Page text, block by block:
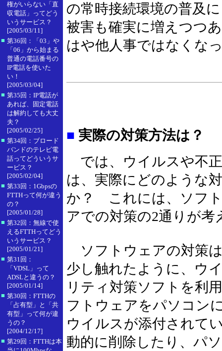
権がいらない「直
収電話」ってどう
いうサービス？
[2005/03/11]
■ 第36回：「03」や
「06」から始まる
普通の電話番号の
IP電話を使いた
い！
[2005/03/04]
■ 第35回：IP電話が
あれば、固定電話
は解約しても大丈
夫？
[2005/02/25]
■ 第34回：ブロード
バンドのテレビ電
話ってどういうサ
ービス？
[2005/02/04]
■ 第33回：1Gbpsの
FTTHって何が違う
の？
[2005/01/28]
■ 第32回：無線で使
えるFTTHってどう
いうサービス？
[2005/01/21]
■ 第31回：
「VDSL」って
ADSLと違うの？
[2005/01/14]
■ 第30回：FTTHの
「占有型」と「共
有型」って何が違
うの？
[2004/12/17]
■ 第29回：FTTHは本
の常時接続環境の普及
被害も確実に増えつつ
はや他人事ではなくな
■ 実際の対策方法は？
では、ウイルスや不
は、実際にどのような
か？ これには、ソフ
アでの対策の2通りが考
ソフトウェアの対策
少し触れたように、ウ
リティ対策ソフトを利
フトウェアをパソコン
ウイルスが添付されて
動的に削除したり、パ